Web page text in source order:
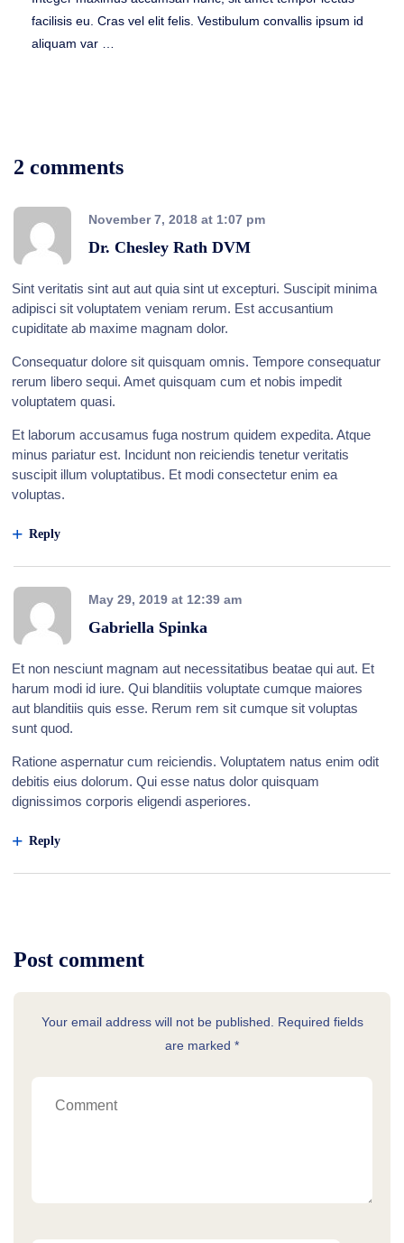
facilisis eu. Cras vel elit felis. Vestibulum convallis ipsum id
aliquam var …
2 comments
November 7, 2018 at 1:07 pm
Dr. Chesley Rath DVM
Sint veritatis sint aut aut quia sint ut excepturi. Suscipit minima
adipisci sit voluptatem veniam rerum. Est accusantium
cupiditate ab maxime magnam dolor.
Consequatur dolore sit quisquam omnis. Tempore consequatur
rerum libero sequi. Amet quisquam cum et nobis impedit
voluptatem quasi.
Et laborum accusamus fuga nostrum quidem expedita. Atque
minus pariatur est. Incidunt non reiciendis tenetur veritatis
suscipit illum voluptatibus. Et modi consectetur enim ea
voluptas.
Reply
May 29, 2019 at 12:39 am
Gabriella Spinka
Et non nesciunt magnam aut necessitatibus beatae qui aut. Et
harum modi id iure. Qui blanditiis voluptate cumque maiores
aut blanditiis quis esse. Rerum rem sit cumque sit voluptas
sunt quod.
Ratione aspernatur cum reiciendis. Voluptatem natus enim odit
debitis eius dolorum. Qui esse natus dolor quisquam
dignissimos corporis eligendi asperiores.
Reply
Post comment
Your email address will not be published. Required fields
are marked *